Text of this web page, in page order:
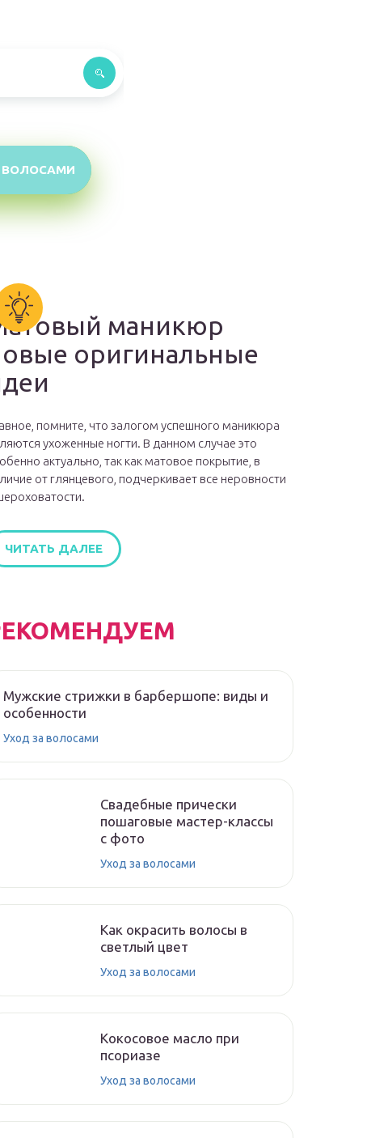
ВОЛОСАМИ
маникюр
оригинальные
помните, что залогом успешного маникюра
ухоженные ногти. В данном случае это
актуально, так как матовое покрытие, в
от глянцевого, подчеркивает все неровности
ЧИТАТЬ ДАЛЕЕ
Мужские стрижки в барбершопе: виды и
особенности
Уход за волосами
Свадебные прически
пошаговые мастер-классы
с фото
Уход за волосами
Как окрасить волосы в
светлый цвет
Уход за волосами
Кокосовое масло при
псориазе
Уход за волосами